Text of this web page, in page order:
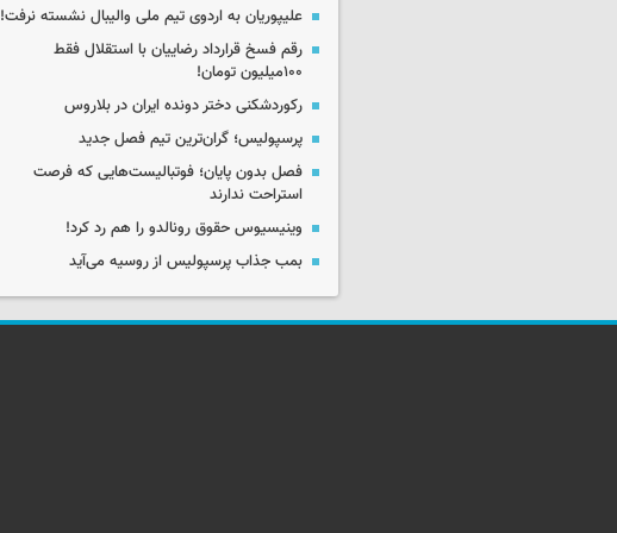
علیپوریان به اردوی تیم ملی والیبال نشسته نرفت!
رقم فسخ قرارداد رضاییان با استقلال فقط
۱۰۰میلیون تومان!
رکوردشکنی دختر دونده ایران در بلاروس
پرسپولیس؛ گران‌ترین تیم فصل جدید
فصل بدون پایان؛ فوتبالیست‌هایی که فرصت
استراحت ندارند
وینیسیوس حقوق رونالدو را هم رد کرد!
بمب جذاب پرسپولیس از روسیه می‌آید